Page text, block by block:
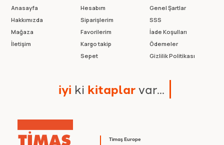
Timaş Europe
Anasayfa
Hakkımızda
Mağaza
İletişim
Hesabım
Siparişlerim
Favorilerim
Kargo takip
Sepet
Genel Şartlar
SSS
İade Koşulları
Ödemeler
Gizlilik Politikası
iyi ki kitaplarvar...